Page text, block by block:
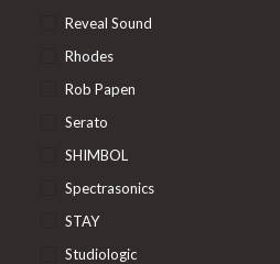
Reveal Sound
Rhodes
Rob Papen
Serato
SHIMBOL
Spectrasonics
STAY
Studiologic